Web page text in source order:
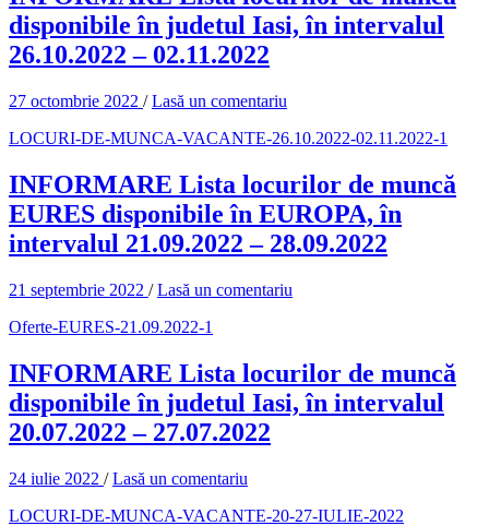
disponibile în judetul Iasi, în intervalul
26.10.2022 – 02.11.2022
27 octombrie 2022 /Lasă un comentariu
LOCURI-DE-MUNCA-VACANTE-26.10.2022-02.11.2022-1
INFORMARE Lista locurilor de muncă
EURES disponibile în EUROPA, în
intervalul 21.09.2022 – 28.09.2022
21 septembrie 2022 /Lasă un comentariu
Oferte-EURES-21.09.2022-1
INFORMARE Lista locurilor de muncă
disponibile în judetul Iasi, în intervalul
20.07.2022 – 27.07.2022
24 iulie 2022 /Lasă un comentariu
LOCURI-DE-MUNCA-VACANTE-20-27-IULIE-2022